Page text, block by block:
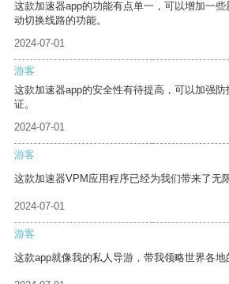
这款加速器app的功能有点单一，可以增加一
动切换线路的功能。
2024-07-01
游客
这款加速器app的安全性有待提高，可以加强
证。
2024-07-01
游客
这款加速器VPM应用程序已经为我们带来了无
2024-07-01
游客
这款app就像我的私人导游，带我领略世界各地